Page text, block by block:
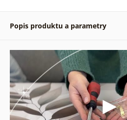
Popis produktu a parametry